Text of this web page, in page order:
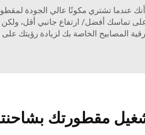
عندما تشتري مكونًا عالي الجودة
تماسك أفضل/ ارتفاع جانبي أقل، ولكن
المصابيح الخاصة بك لزيادة رؤيتك
مقطورتك